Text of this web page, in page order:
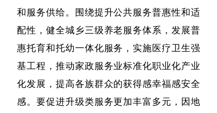
和服务供给。围绕提升公共服务普惠性和适
配性，健全城乡三级养老服务体系，发展普
惠托育和托幼一体化服务，实施医疗卫生强
基工程，推动家政服务业标准化职业化产业
化发展，提高各族群众的获得感幸福感安全
感。要促进升级类服务更加丰富多元，因地